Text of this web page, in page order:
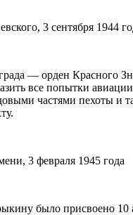
3 сентября 1944
— орден Красного
все попытки
частями пехоты и
3 февраля 1945 года
было присвоено